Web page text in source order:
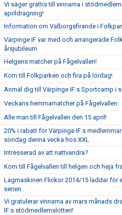
Vi säger grattis till vinnarna i
aprildragning!
Information om Valborgsfirande i
Värpinge IF var med och arrangerade
årsjubileum
Helgens matcher på Fågelvallen!
Kom till Folkparken och fira på lördag!
Anmäl dig till Värpinge IF:s Sportcamp i
Veckans hemmamatcher på Fågelvallen
Alle man till Fågelvallen den 15 april!
20% i rabatt för Värpinge IF:s
söndag denna vecka hos XXL
Intresserad av att nattvandra?
Kom till Fågelvallen till helgen och heja
Lagmaskinen Flickor 2014/15 laddar för
serien
Vi gratulerar vinnarna av mars månads
IF:s stödmedlemslotteri!